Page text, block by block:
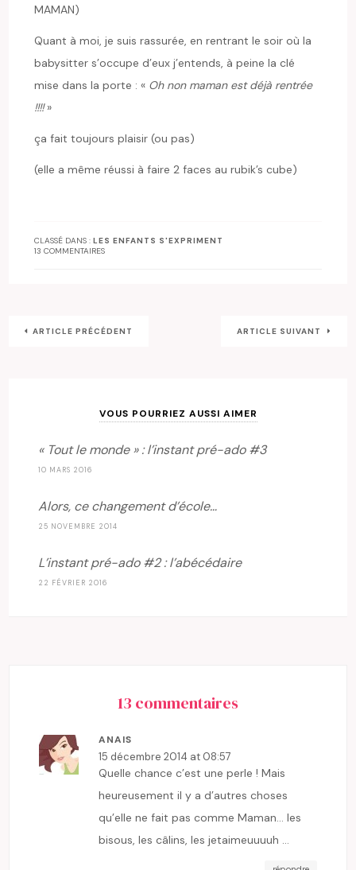
MAMAN)
Quant à moi, je suis rassurée, en rentrant le soir où la
babysitter s’occupe d’eux j’entends, à peine la clé
mise dans la porte : « Oh non maman est déjà rentrée
!!!!»
ça fait toujours plaisir (ou pas)
(elle a même réussi à faire 2 faces au rubik’s cube)
CLASSÉ DANS :LES ENFANTS S'EXPRIMENT
13 COMMENTAIRES
ARTICLE PRÉCÉDENT ARTICLE SUIVANT
VOUS POURRIEZ AUSSI AIMER
« Tout le monde » : l’instant pré-ado #3
10 MARS 2016
Alors, ce changement d’école…
25 NOVEMBRE 2014
L’instant pré-ado #2 : l’abécédaire
22 FÉVRIER 2016
13 commentaires
ANAIS
15 décembre 2014 at 08:57
Quelle chance c’est une perle ! Mais
heureusement il y a d’autres choses
qu’elle ne fait pas comme Maman… les
bisous, les câlins, les jetaimeuuuuh …